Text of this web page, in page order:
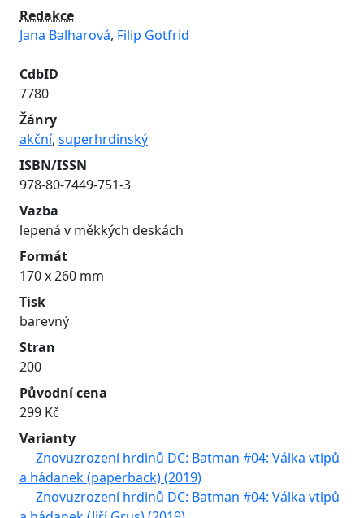
Redakce
Jana Balharová, Filip Gotfrid
CdbID
7780
Žánry
akční, superhrdinský
ISBN/ISSN
978-80-7449-751-3
Vazba
lepená v měkkých deskách
Formát
170 x 260 mm
Tisk
barevný
Stran
200
Původní cena
299 Kč
Varianty
Znovuzrození hrdinů DC: Batman #04: Válka vtipů
a hádanek (paperback) (2019)
Znovuzrození hrdinů DC: Batman #04: Válka vtipů